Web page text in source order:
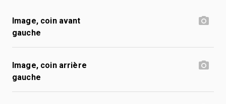
Image, coin avant
gauche
Image, coin arrière
gauche